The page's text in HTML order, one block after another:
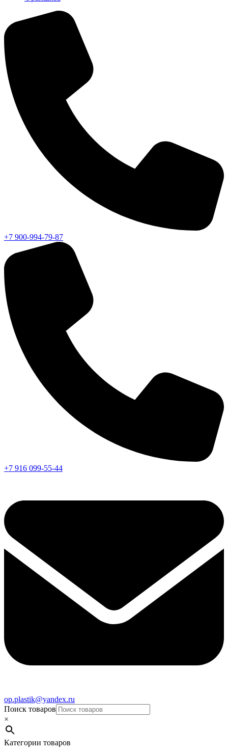
+7 900-994-79-87
+7 916 099-55-44
op.plastik@yandex.ru
Поиск товаров
×
Категории товаров